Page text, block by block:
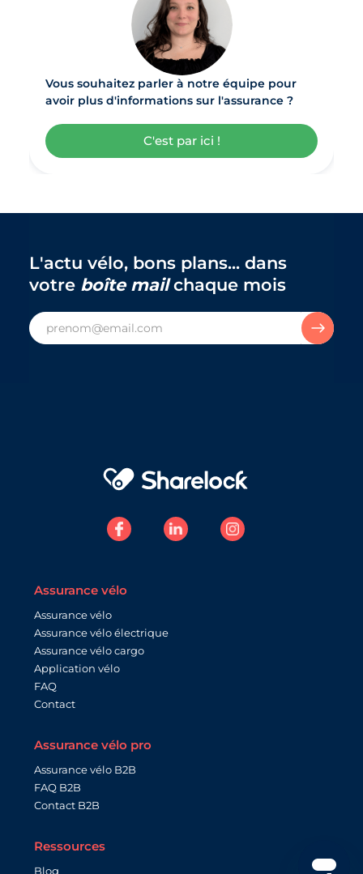
Vous souhaitez parler à notre équipe pour
avoir plus d'informations sur l'assurance ?
C'est par ici !
L'actu vélo, bons plans... dans
votre boîte mailchaque mois
Assurance vélo
Assurance vélo
Assurance vélo électrique
Assurance vélo cargo
Application vélo
FAQ
Contact
Assurance vélo pro
Assurance vélo B2B
FAQ B2B
Contact B2B
Ressources
Blog